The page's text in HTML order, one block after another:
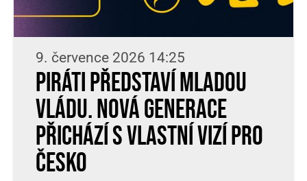
9. července 2026 14:25
Piráti představí Mladou
vládu. Nová generace
přichází s vlastní vizí pro
Česko